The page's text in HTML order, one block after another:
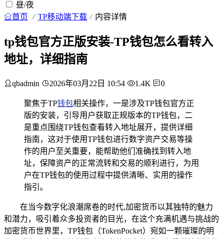
昼/夜
首页 TP移动端下载 内容详情
tp钱包官方正版安装-TP钱包怎么看转入
地址，详细指南
qbadmin 2026年03月22日 10:54 1.4K 0
聚焦于TP钱包相关操作，一是涉及TP钱包官方正
版的安装，引导用户获取正规版本的TP钱包，二
是重点围绕TP钱包查看转入地址展开，提供详细
指南，这对于使用TP钱包进行数字资产交易等操
作的用户至关重要，能帮助他们准确找到转入地
址，保障资产的正常流转和交易的顺利进行，为用
户在TP钱包的使用过程中提供清晰、实用的操作
指引。
在当今数字化浪潮席卷的时代,加密货币以其独特的魅力
和潜力，吸引着众多投资者的目光，在这个充满机遇与挑战的
加密货币世界里，TP钱包（TokenPocket）宛如一颗璀璨的明